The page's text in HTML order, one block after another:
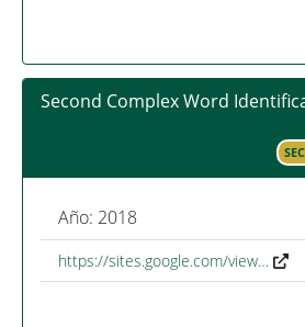
Second Complex Word
Año: 2018
https://sites.google.com/view…